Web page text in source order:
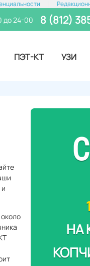
до 24-00 8 (812)
ПЭТ-КТ УЗИ
НА